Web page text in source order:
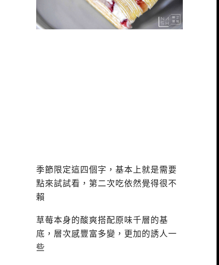
季節限定這四個字，基本上就是需要
點來試試看，第二次吃依然覺得很不
賴
草莓本身的酸爽搭配原味千層的基
底，層次感豐富多變，更加的誘人一
些